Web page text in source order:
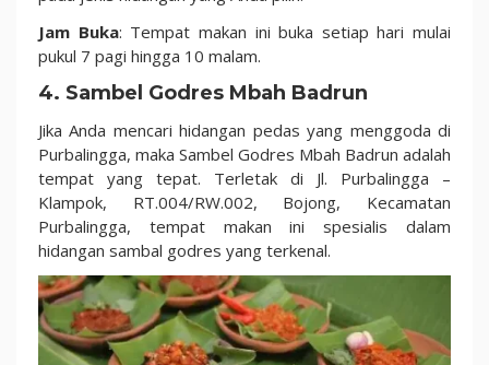
Jam Buka: Tempat makan ini buka setiap hari mulai
pukul 7 pagi hingga 10 malam.
4. Sambel Godres Mbah Badrun
Jika Anda mencari hidangan pedas yang menggoda di
Purbalingga, maka Sambel Godres Mbah Badrun adalah
tempat yang tepat. Terletak di Jl. Purbalingga –
Klampok, RT.004/RW.002, Bojong, Kecamatan
Purbalingga, tempat makan ini spesialis dalam
hidangan sambal godres yang terkenal.